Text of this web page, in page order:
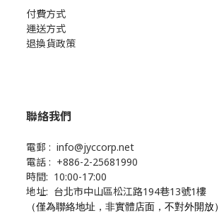
付費方式
運送方式
退換貨政策
聯絡我們
電郵 : info@jyccorp.net
電話 : +886-2-25681990
時間: 10:00-17:00
地址: 台北市中山區松江路194巷13號1樓
（僅為聯絡地址，非實體店面，不對外開放）